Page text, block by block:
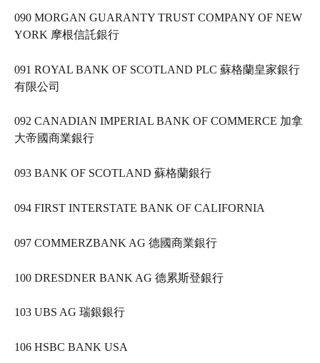
090 MORGAN GUARANTY TRUST COMPANY OF NEW
YORK 摩根信託銀行
091 ROYAL BANK OF SCOTLAND PLC 蘇格蘭皇家銀行
有限公司
092 CANADIAN IMPERIAL BANK OF COMMERCE 加拿
大帝國商業銀行
093 BANK OF SCOTLAND 蘇格蘭銀行
094 FIRST INTERSTATE BANK OF CALIFORNIA
097 COMMERZBANK AG 德國商業銀行
100 DRESDNER BANK AG 德累斯登銀行
103 UBS AG 瑞銀銀行
106 HSBC BANK USA